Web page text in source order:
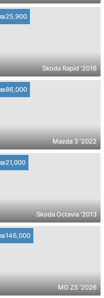
₪25,900
2016' Skoda Rapid
₪86,000
2022' Mazda 3
₪21,000
2013' Skoda Octavia
₪146,000
2026' MG ZS